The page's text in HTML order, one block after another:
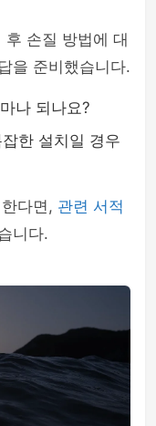
손질 방법에 대
을 준비했습니다.
나 되나요?
한 설치일 경우
다면, 관련 서적
니다.